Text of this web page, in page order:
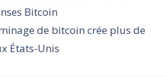
Bitcoin
de bitcoin crée plus de
États-Unis